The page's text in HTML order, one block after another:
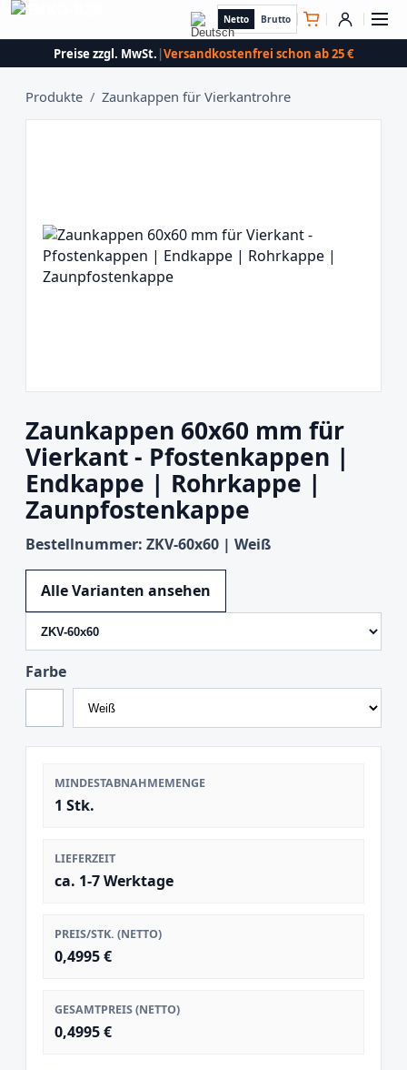
Netto Brutto
Preise zzgl. MwSt. |Versandkostenfrei schon ab 25 €
Produkte / Zaunkappen für Vierkantrohre
Zaunkappen 60x60 mm für
Vierkant - Pfostenkappen |
Endkappe | Rohrkappe |
Zaunpfostenkappe
Bestellnummer: ZKV-60x60 | Weiß
Alle Varianten ansehen
Farbe
MINDESTABNAHMEMENGE
1 Stk.
LIEFERZEIT
ca. 1-7 Werktage
PREIS/STK. (NETTO)
0,4995 €
GESAMTPREIS (NETTO)
0,4995 €